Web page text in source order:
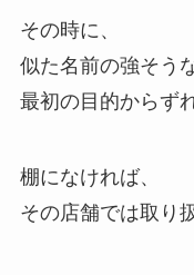
その時に、
似た名前の強そう
最初の目的からず
棚になければ、
その店舗では取り